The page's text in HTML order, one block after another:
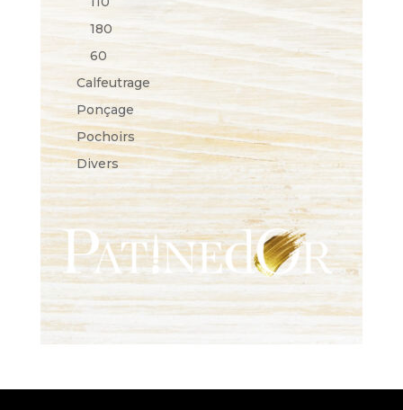
180
60
Calfeutrage
Ponçage
Pochoirs
Divers